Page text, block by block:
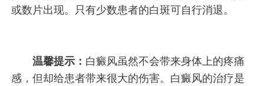
或数片出现。只有少数患者的白斑可自行消退。
温馨提示： 白癜风虽然不会带来身体上的疼痛
感，但却给患者带来很大的伤害。白癜风的治疗是